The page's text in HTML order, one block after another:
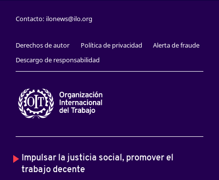
Contacto: ilonews@ilo.org
Derechos de autor Política de privacidad
Alerta de fraude
Descargo de responsabilidad
Impulsar la justicia social, promover el
trabajo decente